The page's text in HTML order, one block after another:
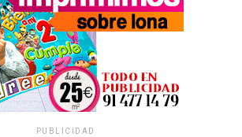
PUBLICIDAD